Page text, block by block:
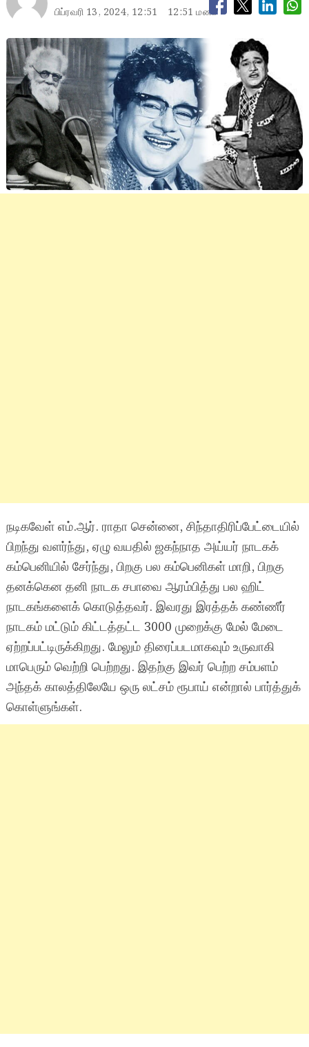
பிப்ரவரி 13, 2024, 12:51 12:51 மணி
நடிகவேள் எம்.ஆர். ராதா சென்னை, சிந்தாதிரிப்பேட்டையில்
பிறந்து வளர்ந்து, ஏழு வயதில் ஜகந்நாத அய்யர் நாடகக்
கம்பெனியில் சேர்ந்து, பிறகு பல கம்பெனிகள் மாறி, பிறகு
தனக்கென தனி நாடக சபாவை ஆரம்பித்து பல ஹிட்
நாடகங்களைக் கொடுத்தவர். இவரது இரத்தக் கண்ணீர்
நாடகம் மட்டும் கிட்டத்தட்ட 3000 முறைக்கு மேல் மேடை
ஏற்றப்பட்டிருக்கிறது. மேலும் திரைப்படமாகவும் உருவாகி
மாபெரும் வெற்றி பெற்றது. இதற்கு இவர் பெற்ற சம்பளம்
அந்தக் காலத்திலேயே ஒரு லட்சம் ரூபாய் என்றால் பார்த்துக்
கொள்ளுங்கள்.